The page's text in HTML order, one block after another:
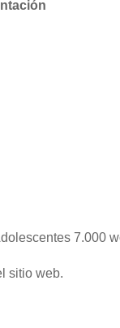
7.000
sitio web.